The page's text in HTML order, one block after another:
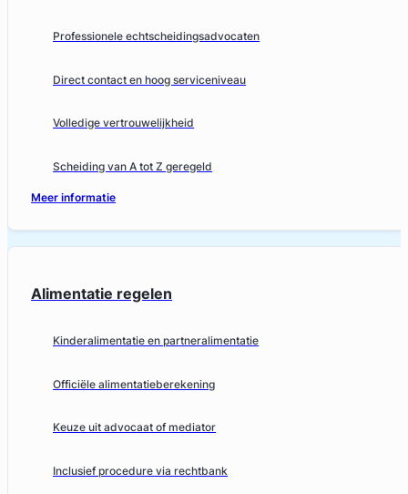
Professionele echtscheidingsadvocaten
Direct contact en hoog serviceniveau
Volledige vertrouwelijkheid
Scheiding van A tot Z geregeld
Meer informatie
Alimentatie regelen
Kinderalimentatie en partneralimentatie
Officiële alimentatieberekening
Keuze uit advocaat of mediator
Inclusief procedure via rechtbank